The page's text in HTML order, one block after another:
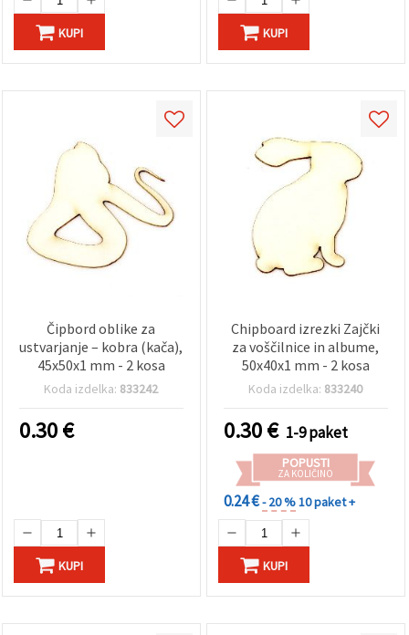
KUPI KUPI
Čipbord oblike za
ustvarjanje – kobra (kača),
45x50x1 mm - 2 kosa
Koda izdelka: 833242
0.30€
KUPI
Chipboard izrezki Zajčki
za voščilnice in albume,
50x40x1 mm - 2 kosa
Koda izdelka: 833240
0.30€ 1-9 paket
POPUSTI
ZA KOLIČINO
0.24 €- 20 %10 paket +
KUPI